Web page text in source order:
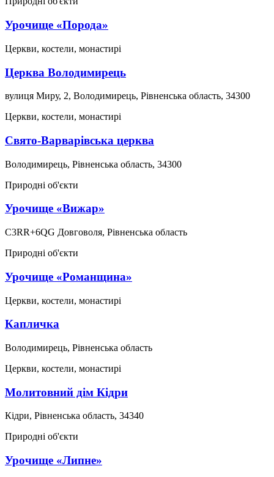
Урочище «Порода»
Церкви, костели, монастирі
Церква Володимирець
вулиця Миру, 2, Володимирець, Рівненська область, 34300
Церкви, костели, монастирі
Свято-Варварівська церква
Володимирець, Рівненська область, 34300
Природні об'єкти
Урочище «Вижар»
C3RR+6QG Довговоля, Рівненська область
Природні об'єкти
Урочище «Романщина»
Церкви, костели, монастирі
Капличка
Володимирець, Рівненська область
Церкви, костели, монастирі
Молитовний дім Кідри
Кідри, Рівненська область, 34340
Природні об'єкти
Урочище «Липне»